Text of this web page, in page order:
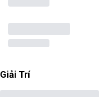
Giải Trí